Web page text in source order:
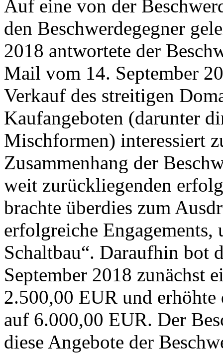
Auf eine von der
den Beschwerdegegner
2018 antwortete der
Mail vom 14. September
Verkauf des streitigen
Kaufangeboten (darunter
Mischformen) interessiert
Zusammenhang der
weit zurückliegenden
brachte überdies zum
erfolgreiche Engagements,
Schaltbau“. Daraufhin bot
September 2018 zunächst
2.500,00 EUR und
auf 6.000,00 EUR. Der
diese Angebote der